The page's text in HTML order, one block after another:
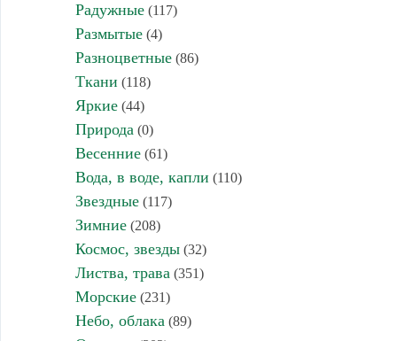
Радужные(117)
Размытые(4)
Разноцветные(86)
Ткани (118)
Яркие(44)
Природа (0)
Весенние(61)
Вода, в воде, капли (110)
Звездные(117)
Зимние(208)
Космос, звезды(32)
Листва, трава (351)
Морские(231)
Небо, облака (89)